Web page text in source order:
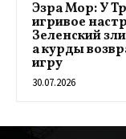
Эзра Мор: У
игривое
Зеленский
а курды
игру
30.07.2026